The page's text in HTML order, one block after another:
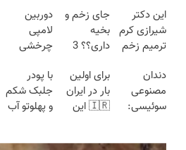
این دکتر
شیرازی کرم
ترمیم زخم
ساخت!!!
جای زخم و
بخیه
داری؟؟ 3
محوش کن!
دوربین
لامپی
چرخشی
فقط امروز
حراج شد🔥
پرداخت
دندان
مصنوعی
سوئیسی:
برای اولین
بار در ایران
🇮🇷 این
با پودر
جلبک شکم
و پهلوتو آب